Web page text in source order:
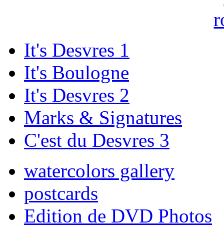
It's Desvres 1
It's Boulogne
It's Desvres 2
Marks & Signatures
C'est du Desvres 3
watercolors gallery
postcards
Edition de DVD Photos